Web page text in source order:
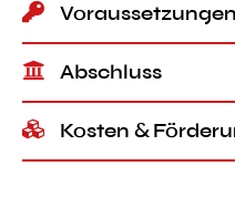
Voraussetzungen
Abschluss
Kosten &